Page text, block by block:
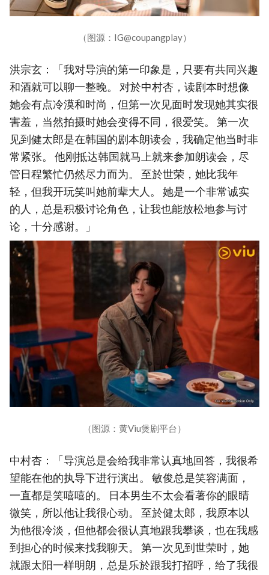
（图源：IG@coupangplay）
洪宗玄：「我对导演的第一印象是，只要有共同兴趣
和酒就可以聊一整晚。 对於中村杏，读剧本时想像
她会有点冷漠和时尚，但第一次见面时发现她其实很
害羞，当然拍摄时她会变得不同，很爱笑。 第一次
见到健太郎是在韩国的剧本朗读会，我确定他当时非
常紧张。 他刚抵达韩国就马上就来参加朗读会，尽
管日程繁忙仍然尽力而为。 至於世荣，她比我年
轻，但我开玩笑叫她前辈大人。 她是一个非常诚实
的人，总是积极讨论角色，让我也能放松地参与讨
论，十分感谢。」
（图源：黄Viu煲剧平台）
中村杏：「导演总是会给我非常认真地回答，我很希
望能在他的执导下进行演出。 敏俊总是笑容满面，
一直都是笑嘻嘻的。 日本男生不太会看著你的眼睛
微笑，所以他让我很心动。 至於健太郎，我原本以
为他很冷淡，但他都会很认真地跟我攀谈，也在我感
到担心的时候来找我聊天。 第一次见到世荣时，她
就跟太阳一样明朗，总是乐於跟我打招呼，给了我很